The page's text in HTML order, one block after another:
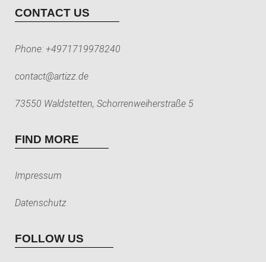
CONTACT US
Phone: +4971719978240
contact@artizz.de
73550 Waldstetten, Schorrenweiherstraße 5
FIND MORE
Impressum
Datenschutz
FOLLOW US